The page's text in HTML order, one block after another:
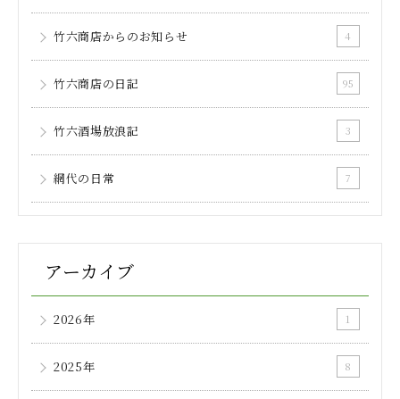
竹六商店からのお知らせ 4
竹六商店の日記 95
竹六酒場放浪記 3
網代の日常 7
アーカイブ
2026年 1
2025年 8